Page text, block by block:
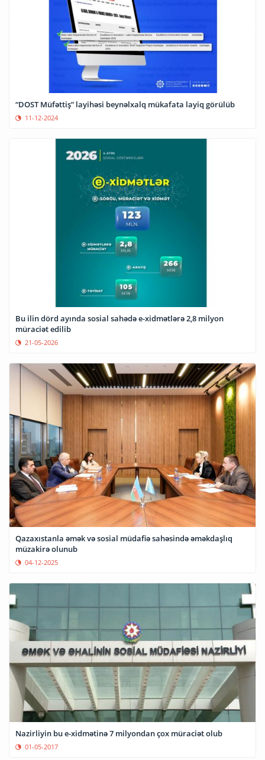
“DOST Müfəttiş” layihəsi beynəlxalq mükafata layiq görülüb
11-12-2024
Bu ilin dörd ayında sosial sahədə e-xidmətlərə 2,8 milyon
müraciət edilib
21-05-2026
Qazaxıstanla əmək və sosial müdafiə sahəsində əməkdaşlıq
müzakirə olunub
04-12-2025
Nazirliyin bu e-xidmətinə 7 milyondan çox müraciət olub
01-05-2017